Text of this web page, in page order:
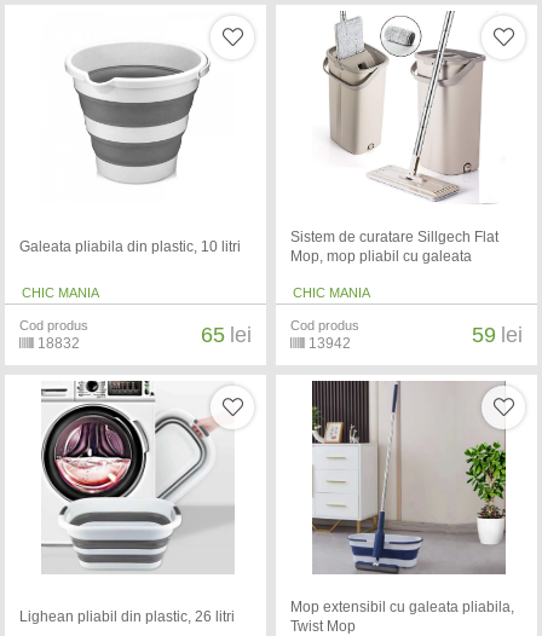
Galeata pliabila din plastic, 10 litri
CHIC MANIA
Cod produs
18832 65 lei
Sistem de curatare Sillgech Flat
Mop, mop pliabil cu galeata
CHIC MANIA
Cod produs
13942 59 lei
Lighean pliabil din plastic, 26 litri
Mop extensibil cu galeata pliabila,
Twist Mop